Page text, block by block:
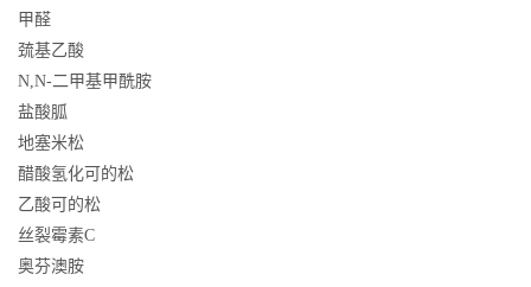
甲醛
巯基乙酸
N,N-二甲基甲酰胺
盐酸胍
地塞米松
醋酸氢化可的松
乙酸可的松
丝裂霉素C
奥芬澳胺